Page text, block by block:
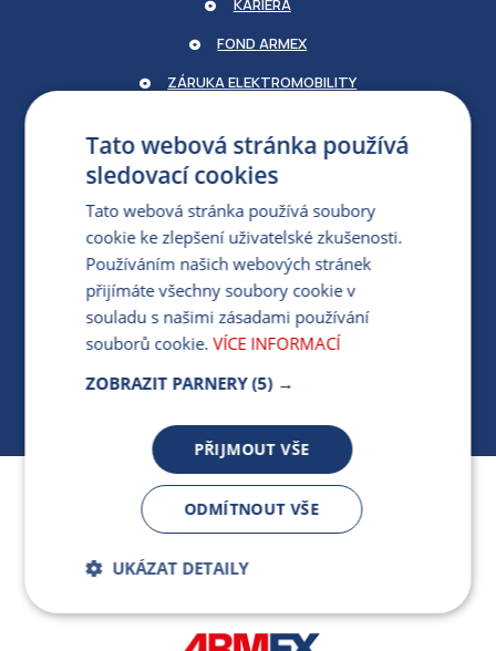
Jsme součástí skupiny ARMEX a členem Asociace
nezávislých dodavatelů energií.
KARIÉRA
FOND ARMEX
ZÁRUKA ELEKTROMOBILITY
PRO MÉDIA
MÁM DOTAZ KE STÁVAJÍCÍ SMLOUVĚ
412 154 154
PO-PÁ 7:30-17:00
Tato webová stránka používá
sledovací cookies
Tato webová stránka používá soubory
cookie ke zlepšení uživatelské zkušenosti.
Používáním našich webových stránek
přijímáte všechny soubory cookie v
souladu s našimi zásadami používání
souborů cookie. VÍCE INFORMACÍ
ZOBRAZIT PARNERY (5) →
PŘIJMOUT VŠE
ODMÍTNOUT VŠE
UKÁZAT DETAILY
Bezpodmínečně
nutné soubory
Výkonnostní